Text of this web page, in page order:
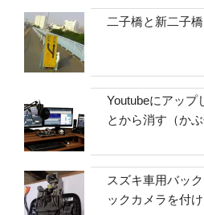
二子橋と新二子
Youtubeにアップ
とから消す（か
スズキ車用バッ
ックカメラを付